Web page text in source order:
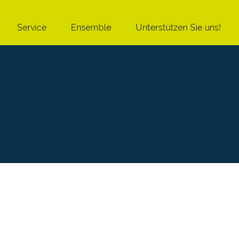
Service Ensemble Unterstützen Sie uns!